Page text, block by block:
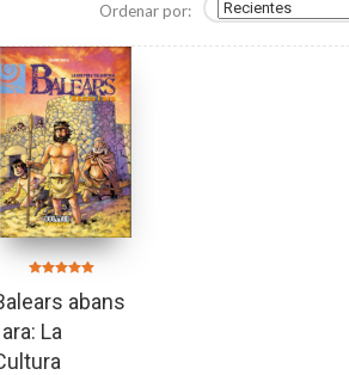
Ordenar por:
5.00
de 5
abans
La